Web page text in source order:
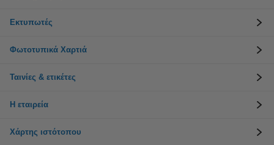
Εκτυπωτές
Φωτοτυπικά Χαρτιά
Ταινίες & ετικέτες
Η εταιρεία
Χάρτης ιστότοπου